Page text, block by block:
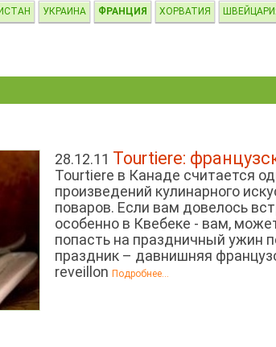
УКРАИНА ФРАНЦИЯ ХОРВАТИЯ
28.12.11 Tourtiere:
Tourtiere в Канаде считается
произведений кулинарного
поваров. Если вам довелось
особенно в Квебеке - вам,
попасть на праздничный ужин
праздник – давнишняя
reveillonПодробнее...